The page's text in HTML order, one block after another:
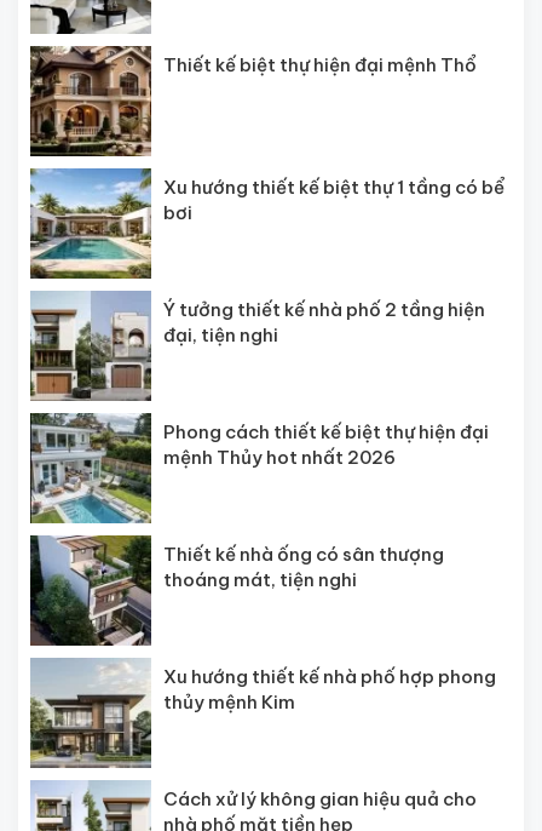
Thiết kế biệt thự hiện đại mệnh Thổ
Xu hướng thiết kế biệt thự 1 tầng có bể
bơi
Ý tưởng thiết kế nhà phố 2 tầng hiện
đại, tiện nghi
Phong cách thiết kế biệt thự hiện đại
mệnh Thủy hot nhất 2026
Thiết kế nhà ống có sân thượng
thoáng mát, tiện nghi
Xu hướng thiết kế nhà phố hợp phong
thủy mệnh Kim
Cách xử lý không gian hiệu quả cho
nhà phố mặt tiền hẹp